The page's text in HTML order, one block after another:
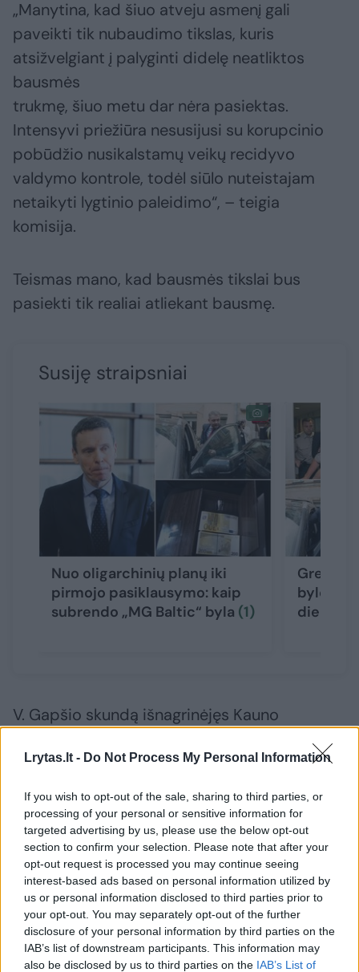
Lrytas.lt - Do Not Process My Personal Information
If you wish to opt-out of the sale, sharing to third parties, or
processing of your personal or sensitive information for
targeted advertising by us, please use the below opt-out
section to confirm your selection. Please note that after your
opt-out request is processed you may continue seeing
interest-based ads based on personal information utilized by
us or personal information disclosed to third parties prior to
your opt-out. You may separately opt-out of the further
disclosure of your personal information by third parties on the
IAB’s list of downstream participants. This information may
also be disclosed by us to third parties on the IAB’s List of
„Manytina, kad šiuo atveju asmenį gali
paveikti tik nubaudimo tikslas, kuris
atsižvelgiant į palyginti didelę neatliktos
bausmės
trukmę, šiuo metu dar nėra pasiektas.
Intensyvi priežiūra nesusijusi su korupcinio
pobūdžio nusikalstamų veikų recidyvo
valdymo kontrole, todėl siūlo nuteistajam
netaikyti lygtinio paleidimo“, – teigia
komisija.
Teismas mano, kad bausmės tikslai bus
pasiekti tik realiai atliekant bausmę.
Susiję straipsniai
Nuo oligarchinių planų iki
pirmojo pasiklausymo: kaip
subrendo „MG Baltic“ byla (1)
Greitųjų
bylos
dienų
V. Gapšio skundą išnagrinėjęs Kauno
apylinkės teismo Kaišiadorių rūmų teisėjas R.
Juodis atkreipė dėmesį, kad nuteistojo
kvestionavimas negali būti nevertinami
sprendžiant klausimą dėl lygtinio paleidimo.
„Būtina įvertinti, ar nuteistasis padarė tokią
pažangą ir suprato savo veiksmus, kad jo
elgesio korekcija galėtų būti tęsiama
probacijos sąlygomis. Šiuo atveju nuteistasis